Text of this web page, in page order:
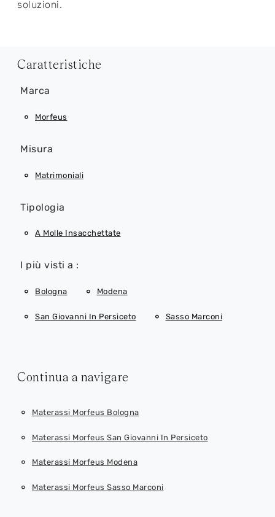
soluzioni.
Caratteristiche
Marca
Morfeus
Misura
Matrimoniali
Tipologia
A Molle Insacchettate
I più visti a :
Bologna Modena
San Giovanni In Persiceto Sasso Marconi
Continua a navigare
Materassi Morfeus Bologna
Materassi Morfeus San Giovanni In Persiceto
Materassi Morfeus Modena
Materassi Morfeus Sasso Marconi